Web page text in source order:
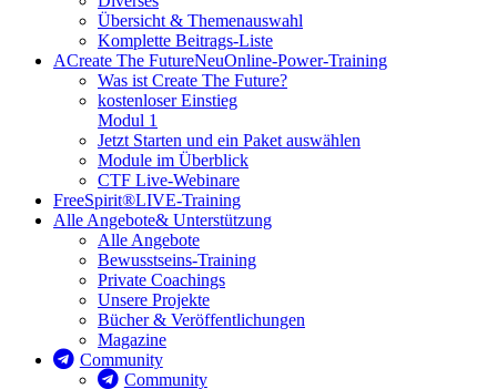
Übersicht & Themenauswahl
Komplette Beitrags-Liste
ACreate The FutureNeuOnline-Power-Training
Was ist Create The Future?
kostenloser Einstieg
Modul 1
Jetzt Starten und ein Paket auswählen
Module im Überblick
CTF Live-Webinare
FreeSpirit®LIVE-Training
Alle Angebote& Unterstützung
Alle Angebote
Bewusstseins-Training
Private Coachings
Unsere Projekte
Bücher & Veröffentlichungen
Magazine
Community
Community